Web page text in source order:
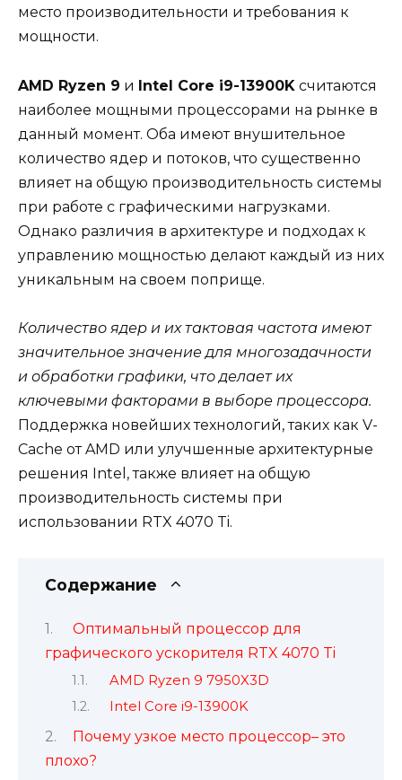
место производительности и требования к
мощности.
AMD Ryzen 9 и Intel Core i9-13900K считаются
наиболее мощными процессорами на рынке в
данный момент. Оба имеют внушительное
количество ядер и потоков, что существенно
влияет на общую производительность системы
при работе с графическими нагрузками.
Однако различия в архитектуре и подходах к
управлению мощностью делают каждый из них
уникальным на своем поприще.
Количество ядер и их тактовая частота имеют
значительное значение для многозадачности
и обработки графики, что делает их
ключевыми факторами в выборе процессора.
Поддержка новейших технологий, таких как V-
Cache от AMD или улучшенные архитектурные
решения Intel, также влияет на общую
производительность системы при
использовании RTX 4070 Ti.
Содержание
Оптимальный процессор для
графического ускорителя RTX 4070 Ti
AMD Ryzen 9 7950X3D
Intel Core i9-13900K
Почему узкое место процессор– это
плохо?